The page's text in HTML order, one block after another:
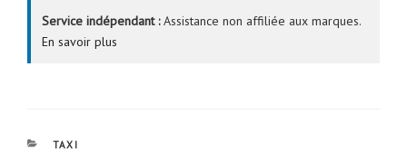
Service indépendant :Assistance non affiliée aux marques.
En savoir plus
CATÉGORIES
TAXI